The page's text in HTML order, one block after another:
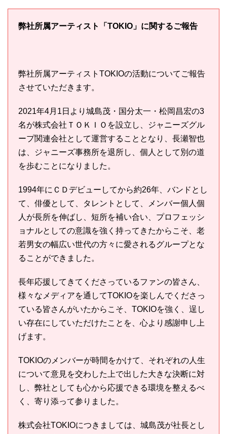
弊社所属アーティスト「TOKIO」に関するご報告
弊社所属アーティストTOKIOの活動についてご報告
させていただきます。
2021年4月1日より城島茂・国分太一・松岡昌宏の3
名が株式会社ＴＯＫＩＯを設立し、ジャニーズグル
ープ関連会社として運営することとなり、長瀬智也
は、ジャニーズ事務所を退所し、個人として別の道
を歩むことになりました。
1994年にＣＤデビューしてから約26年、バンドとし
て、俳優として、タレントとして、メンバー個人個
人が長所を伸ばし、短所を補い合い、プロフェッシ
ョナルとしての意識を強く持ってきたからこそ、老
若男女の幅広い世代の方々に愛されるグループとな
ることができました。
長年応援してきてくださっているファンの皆さん、
様々なメディアを通してTOKIOを楽しんでくださっ
ている皆さんがいたからこそ、TOKIOを強く、逞し
い存在にしていただけたことを、心より感謝申し上
げます。
TOKIOのメンバーが時間をかけて、それぞれの人生
について意見を交わした上で出した大きな決断に対
し、弊社としても心から応援できる環境を整えるべ
く、寄り添って参りました。
株式会社TOKIOにつきましては、城島茂が社長とし